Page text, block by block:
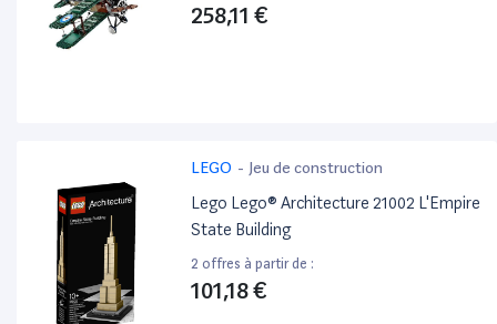
258,11 €
LEGO - Jeu de construction
Lego Lego® Architecture 21002 L'Empire
State Building
2 offres à partir de :
101,18 €